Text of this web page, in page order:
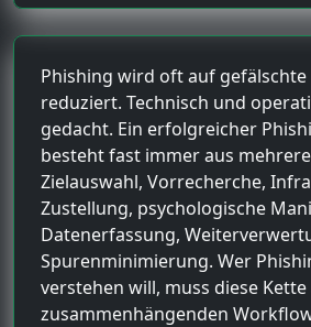
Phishing wird oft auf gefälschte
reduziert. Technisch und
gedacht. Ein erfolgreicher
besteht fast immer aus
Zielauswahl, Vorrecherche,
Zustellung, psychologische
Datenerfassung,
Spurenminimierung. Wer
verstehen will, muss diese Kette
zusammenhängenden